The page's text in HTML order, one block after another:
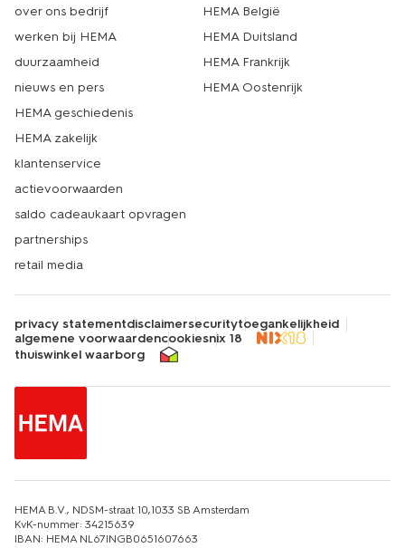
over ons bedrijf
werken bij HEMA
duurzaamheid
nieuws en pers
HEMA geschiedenis
HEMA zakelijk
klantenservice
actievoorwaarden
saldo cadeaukaart opvragen
partnerships
retail media
HEMA België
HEMA Duitsland
HEMA Frankrijk
HEMA Oostenrijk
privacy statementdisclaimersecuritytoegankelijkheid
algemene voorwaardencookiesnix 18
thuiswinkel waarborg
HEMA B.V., NDSM-straat 10,1033 SB Amsterdam
KvK-nummer: 34215639
IBAN: HEMA NL67INGB0651607663